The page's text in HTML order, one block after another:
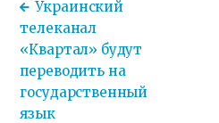
Украинский
телеканал
«Квартал» будут
переводить на
государственный
язык